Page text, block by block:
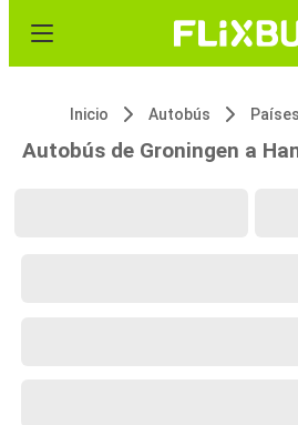
Inicio Autobús
Autobús de Groningen a